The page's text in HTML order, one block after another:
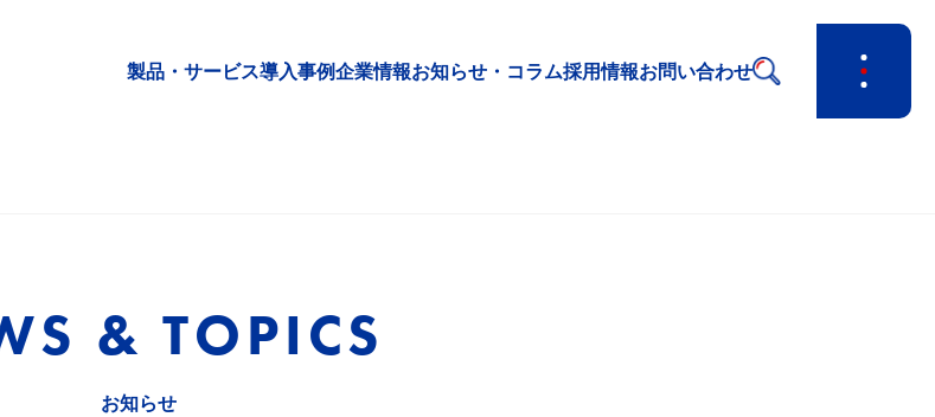
製品・サービス導入事例企業情報お知らせ・コラム採用情報お問い合わせ
& TOPICS
お知らせ